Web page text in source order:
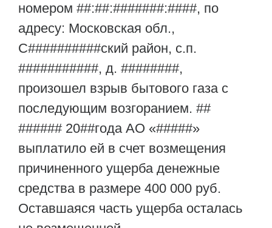
номером ##:##:#######:####, по
адресу: Московская обл.,
С##########ский район, с.п.
###########, д. ########,
произошел взрыв бытового газа с
последующим возгоранием. ##
###### 20##года АО «#####»
выплатило ей в счет возмещения
причиненного ущерба денежные
средства в размере 400 000 руб.
Оставшаяся часть ущерба осталась